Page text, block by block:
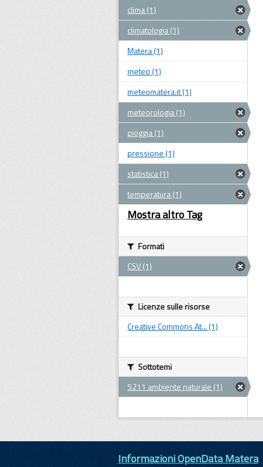
clima (1)
climatologia (1)
Matera (1)
meteo (1)
meteomatera.it (1)
meteorologia (1)
pioggia (1)
pressione (1)
statistica (1)
temperatura (1)
Mostra altro Tag
Formati
CSV (1)
Licenze sulle risorse
Creative Commons At... (1)
Sottotemi
5211 ambiente naturale (1)
Informazioni OpenData Matera